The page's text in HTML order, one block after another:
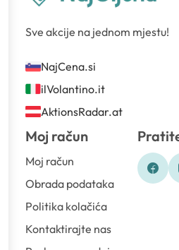
Sve akcije na jednom mjestu!
NajCena.si
ilVolantino.it
AktionsRadar.at
Moj račun
Moj račun
Obrada podataka
Politika kolačića
Kontaktirajte nas